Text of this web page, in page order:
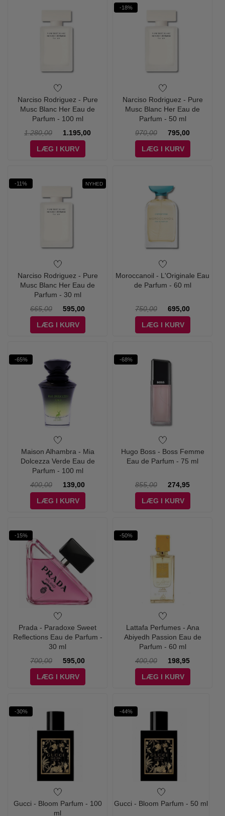
Narciso Rodriguez - Pure
Musc Blanc Her Eau de
Parfum - 100 ml
1.280,00
1.195,00
LÆG I KURV
-18%
Narciso Rodriguez - Pure
Musc Blanc Her Eau de
Parfum - 50 ml
970,00
795,00
LÆG I KURV
-11% NYHED
Narciso Rodriguez - Pure
Musc Blanc Her Eau de
Parfum - 30 ml
665,00
595,00
LÆG I KURV
Moroccanoil - L'Originale Eau
de Parfum - 60 ml
750,00
695,00
LÆG I KURV
-65%
Maison Alhambra - Mia
Dolcezza Verde Eau de
Parfum - 100 ml
400,00
139,00
LÆG I KURV
-68%
Hugo Boss - Boss Femme
Eau de Parfum - 75 ml
855,00
274,95
LÆG I KURV
-15%
Prada - Paradoxe Sweet
Reflections Eau de Parfum -
30 ml
700,00
595,00
LÆG I KURV
-50%
Lattafa Perfumes - Ana
Abiyedh Passion Eau de
Parfum - 60 ml
400,00
198,95
LÆG I KURV
-30%
Gucci - Bloom Parfum - 100
ml
-44%
Gucci - Bloom Parfum - 50 ml